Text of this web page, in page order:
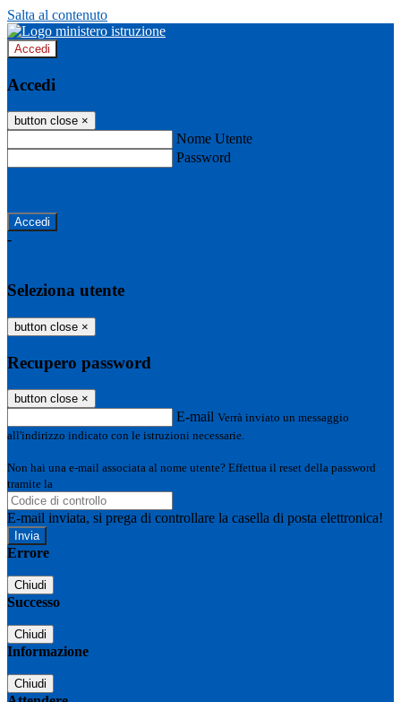
Salta al contenuto
Accedi
Accedi
button close ×
Nome Utente
Password
-
Seleziona utente
button close ×
Recupero password
button close ×
E-mail Verrà inviato un messaggio
all'indirizzo indicato con le istruzioni necessarie.
Non hai una e-mail associata al nome utente? Effettua il reset della password
tramite la
E-mail inviata, si prega di controllare la casella di posta elettronica!
Errore
Chiudi
Successo
Chiudi
Informazione
Chiudi